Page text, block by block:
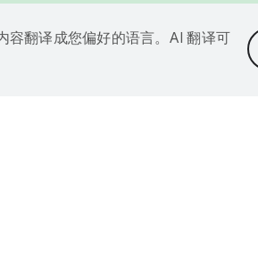
容翻译成您偏好的语言。AI 翻译可